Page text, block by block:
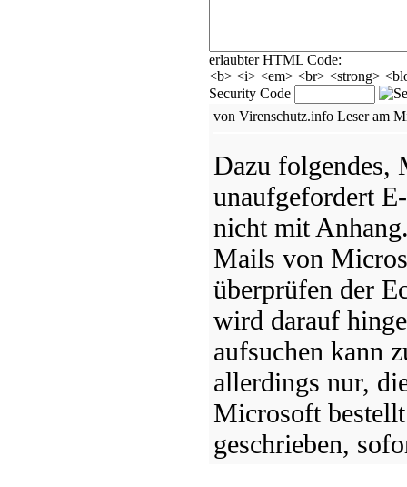
erlaubter HTML Code:
<b> <i> <em> <br> <strong>
Security Code
von Virenschutz.info Leser am
Dazu folgendes,
unaufgefordert
nicht mit
Mails von
überprüfen der
wird darauf
aufsuchen kann
allerdings nur,
Microsoft
geschrieben,